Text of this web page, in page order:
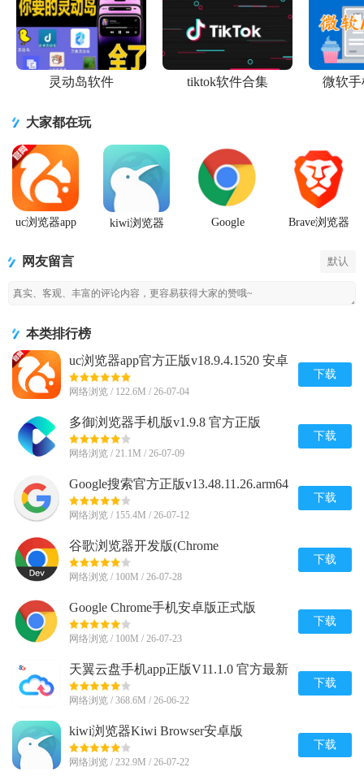
灵动岛软件 tiktok软件合集 微软手
大家都在玩
uc浏览器app
kiwi浏览器
Google
Brave浏览器
网友留言 默认
本类排行榜
uc浏览器app官方正版v18.9.4.1520 安卓
手机版
网络浏览 / 122.6M / 26-07-04
下载
多御浏览器手机版v1.9.8 官方正版
网络浏览 / 21.1M / 26-07-09
下载
Google搜索官方正版v13.48.11.26.arm64
安卓版
网络浏览 / 155.4M / 26-07-12
下载
谷歌浏览器开发版(Chrome
Dev)v149.0.7815.0 安卓最新版
网络浏览 / 100M / 26-07-28
下载
Google Chrome手机安卓版正式版
v148.0.7778.120 最新版
网络浏览 / 100M / 26-07-23
下载
天翼云盘手机app正版V11.1.0 官方最新
版
网络浏览 / 368.6M / 26-06-22
下载
kiwi浏览器Kiwi Browser安卓版
v139.0.7339.0 最新版
网络浏览 / 232.9M / 26-07-22
下载